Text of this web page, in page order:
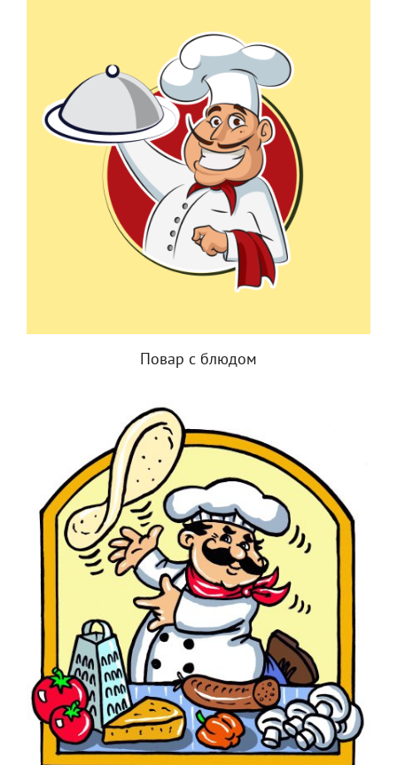
Повар с блюдом